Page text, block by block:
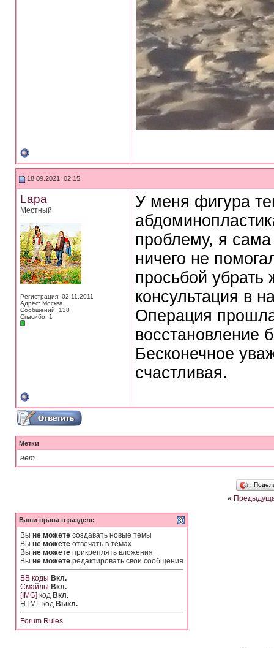
18.09.2021, 02:15
Lapa
Местный
Регистрация: 02.11.2011
Адрес: Москва
Сообщений: 138
Спасибо: 1
У меня фигура
проблему, я
ничего не
просьбой убрать
консультация в
Операция
восстановление
Бесконечное
счастливая.
Метки
нет
«
Ваши права в разделе
Вы не можете создавать новые темы
Вы не можете отвечать в темах
Вы не можете прикреплять вложения
Вы не можете редактировать свои сообщения
BB коды Вкл.
Смайлы Вкл.
[IMG] код Вкл.
HTML код Выкл.
Forum Rules